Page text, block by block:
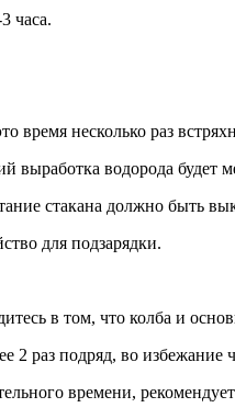
часа.
время несколько раз
выработка водорода будет
стакана должно быть
для подзарядки.
в том, что колба и
2 раз подряд, во избежание
времени,